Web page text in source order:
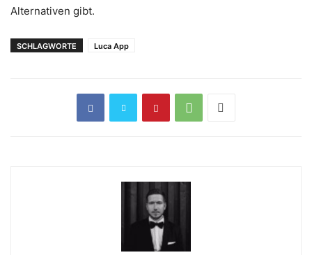
Alternativen gibt.
SCHLAGWORTE Luca App